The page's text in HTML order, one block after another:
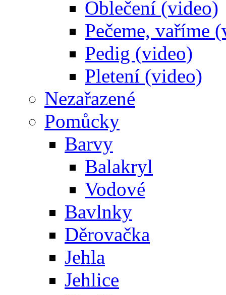
Oblečení (video)
Pečeme, vaříme
Pedig (video)
Pletení (video)
Nezařazené
Pomůcky
Barvy
Balakryl
Vodové
Bavlnky
Děrovačka
Jehla
Jehlice